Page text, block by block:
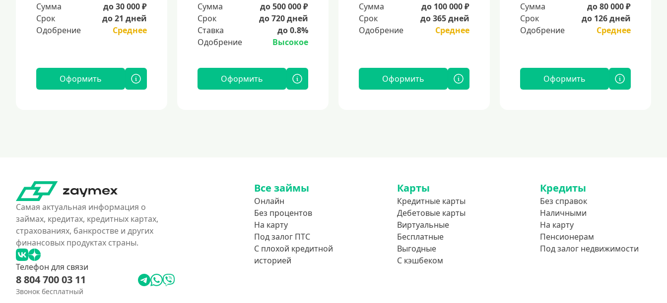
Сумма
до 30 000 ₽
Срок
до 21 дней
Одобрение
Среднее
Оформить
Сумма
до 500 000 ₽
Срок
до 720 дней
Ставка
до 0.8%
Одобрение
Высокое
Оформить
Сумма
до 100 000 ₽
Срок
до 365 дней
Одобрение
Среднее
Оформить
Сумма
до 80 000 ₽
Срок
до 126 дней
Одобрение
Среднее
Оформить
Самая актуальная информация о
займах, кредитах, кредитных картах,
страхованиях, банкростве и других
финансовых продуктах страны.
Телефон для связи
8 804 700 03 11
Звонок бесплатный
Все займы
Онлайн
Без процентов
На карту
Под залог ПТС
С плохой кредитной
историей
Карты
Кредитные карты
Дебетовые карты
Виртуальные
Бесплатные
Выгодные
С кэшбеком
Кредиты
Без справок
Наличными
На карту
Пенсионерам
Под залог недвижимости